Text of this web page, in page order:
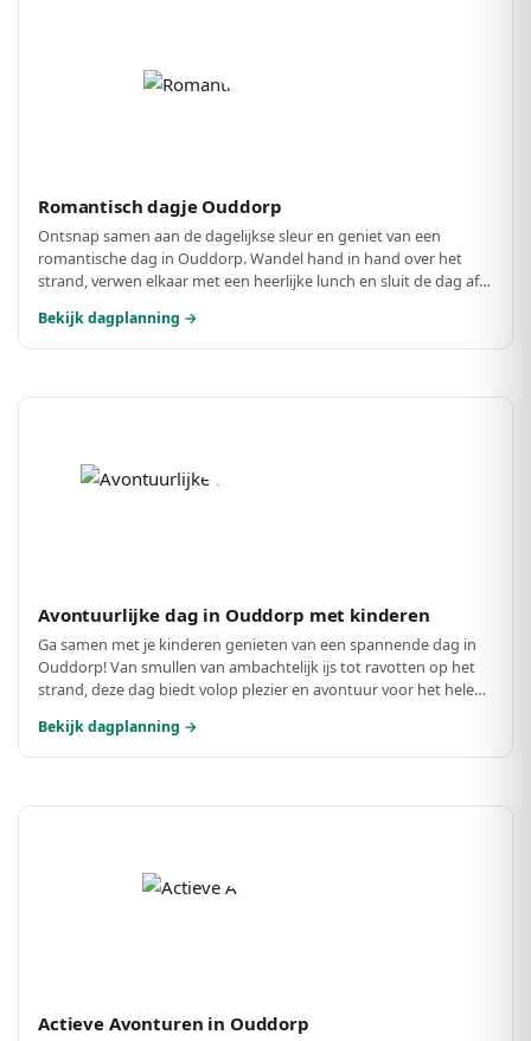
Romantisch dagje Ouddorp
Ontsnap samen aan de dagelijkse sleur en geniet van een
romantische dag in Ouddorp. Wandel hand in hand over het
strand, verwen elkaar met een heerlijke lunch en sluit de dag af
Bekijk dagplanning →
Avontuurlijke dag in Ouddorp met kinderen
Ga samen met je kinderen genieten van een spannende dag in
Ouddorp! Van smullen van ambachtelijk ijs tot ravotten op het
strand, deze dag biedt volop plezier en avontuur voor het hele
activiteiten!
Bekijk dagplanning →
Actieve Avonturen in Ouddorp